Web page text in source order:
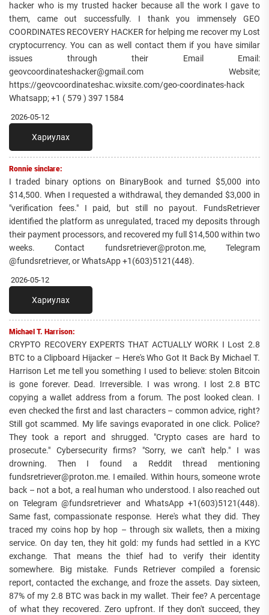
hacker who is my trusted hacker because all the work I gave to
them, came out successfully. I thank you immensely GEO
COORDINATES RECOVERY HACKER for helping me recover my Lost
cryptocurrency. You can as well contact them if you have similar
issues through their Email Email:
geovcoordinateshacker@gmail.com Website;
https://geovcoordinateshac.wixsite.com/geo-coordinates-hack
Whatsapp; +1 ( 579 ) 397 1584
2026-05-12
Хариулах
Ronnie sinclare:
I traded binary options on BinaryBook and turned $5,000 into
$14,500. When I requested a withdrawal, they demanded $3,000 in
"verification fees." I paid, but still no payout. FundsRetriever
identified the platform as unregulated, traced my deposits through
their payment processors, and recovered my full $14,500 within two
weeks. Contact fundsretriever@proton.me, Telegram
@fundsretriever, or WhatsApp +1(603)5121(448).
2026-05-12
Хариулах
Michael T. Harrison:
CRYPTO RECOVERY EXPERTS THAT ACTUALLY WORK I Lost 2.8
BTC to a Clipboard Hijacker – Here's Who Got It Back By Michael T.
Harrison Let me tell you something I used to believe: stolen Bitcoin
is gone forever. Dead. Irreversible. I was wrong. I lost 2.8 BTC
copying a wallet address from a forum. The post looked clean. I
even checked the first and last characters – common advice, right?
Still got scammed. My life savings evaporated in one click. Police?
They took a report and shrugged. "Crypto cases are hard to
prosecute." Cybersecurity firms? "Sorry, we can't help." I was
drowning. Then I found a Reddit thread mentioning
fundsretriever@proton.me. I emailed. Within hours, someone wrote
back – not a bot, a real human who understood. I also reached out
on Telegram @fundsretriever and WhatsApp +1(603)5121(448).
Same fast, compassionate response. Here's what they did. They
traced my coins hop by hop – through six wallets, then a mixing
service. On day ten, they hit gold: my funds had settled in a KYC
exchange. That means the thief had to verify their identity
somewhere. Big mistake. Funds Retriever compiled a forensic
report, contacted the exchange, and froze the assets. Day sixteen,
87% of my 2.8 BTC was back in my wallet. Their fee? A percentage
of what they recovered. Zero upfront. If they don't succeed, they